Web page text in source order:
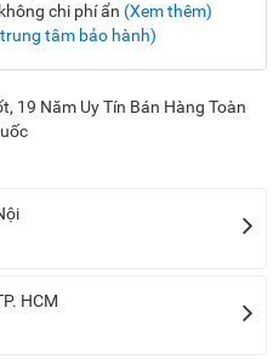
chi phí ẩn (Xem thêm)
tâm bảo hành)
19 Năm Uy Tín Bán Hàng Toàn
HCM